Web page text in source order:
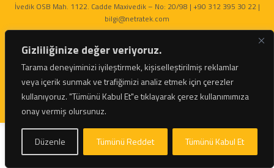
Gizliliğinize değer veriyoruz.
Tarama deneyiminizi iyileştirmek, kişiselleştirilmiş reklamlar
veya içerik sunmak ve trafiğimizi analiz etmek için çerezler
kullanıyoruz. "Tümünü Kabul Et"e tıklayarak çerez kullanımımıza
onay vermiş olursunuz.
Düzenle Tümünü Reddet Tümünü Kabul Et
İvedik OSB Mah. 1122. Cadde Maxivedik – No: 20/98 | +90 312 395 30 22 |
bilgi@netratek.com
© 2026 Netratek - Tork Anahtarları ve Hidrolik Krikolar Tüm Hakları Saklıdır.